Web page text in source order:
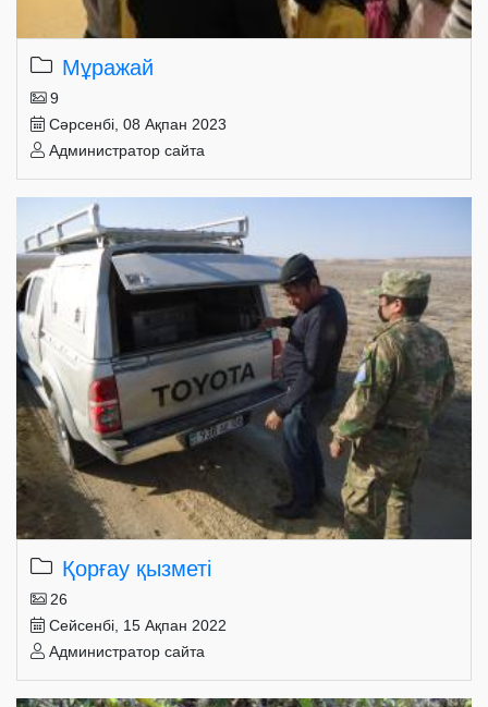
Мұражай
9
Сәрсенбі, 08 Ақпан 2023
Администратор сайта
Қорғау қызметі
26
Сейсенбі, 15 Ақпан 2022
Администратор сайта